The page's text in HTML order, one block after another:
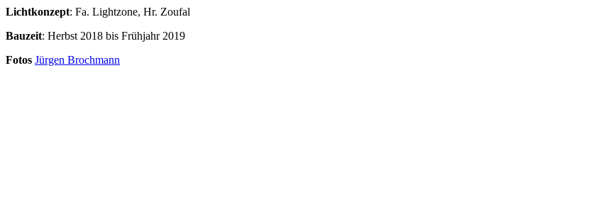
Lichtkonzept: Fa. Lightzone, Hr. Zoufal
Bauzeit: Herbst 2018 bis Frühjahr 2019
Fotos Jürgen Brochmann